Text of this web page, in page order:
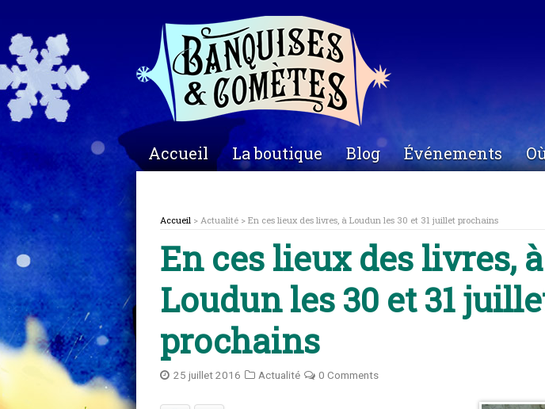
Accueil La boutique Blog Événements
Accueil > Actualité > En ces lieux des livres, à Loudun les 30 et 31 juillet prochains
En ces lieux des livres, à
Loudun les 30 et 31
prochains
25 juillet 2016 Actualité 0 Comments